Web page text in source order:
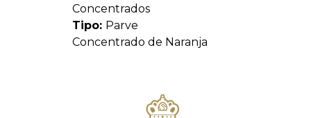
Concentrados
Tipo: Parve
Concentrado de Naranja